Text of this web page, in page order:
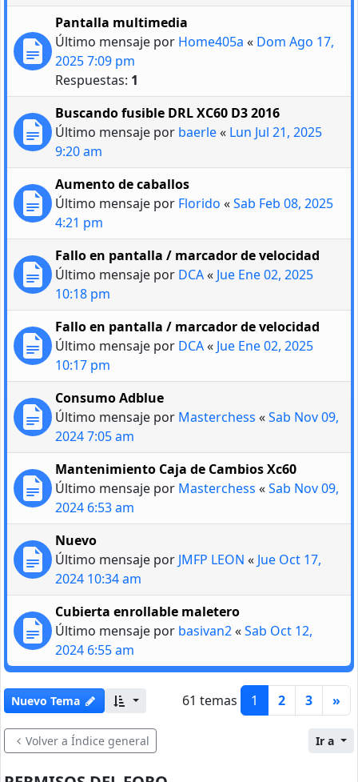
Pantalla multimedia
Último mensaje por Home405a « Dom Ago 17,
2025 7:09 pm
Respuestas: 1
Buscando fusible DRL XC60 D3 2016
Último mensaje por baerle« Lun Jul 21, 2025
9:20 am
Aumento de caballos
Último mensaje por Florido «Sab Feb 08, 2025
4:21 pm
Fallo en pantalla / marcador de velocidad
Último mensaje por DCA« Jue Ene 02, 2025
10:18 pm
Fallo en pantalla / marcador de velocidad
Último mensaje por DCA« Jue Ene 02, 2025
10:17 pm
Consumo Adblue
Último mensaje por Masterchess «Sab Nov 09,
2024 7:05 am
Mantenimiento Caja de Cambios Xc60
Último mensaje por Masterchess «Sab Nov 09,
2024 6:53 am
Nuevo
Último mensaje por JMFP LEON « Jue Oct 17,
2024 10:34 am
Cubierta enrollable maletero
Último mensaje por basivan2«Sab Oct 12,
2024 6:55 am
Nuevo Tema 61 temas 1 2 3 »
Volver a Índice general Ir a